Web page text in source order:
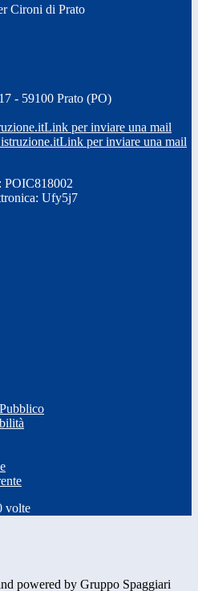
Cironi di Prato
- 59100 Prato (PO)
Link per inviare una mail
Link per inviare una mail
POIC818002
Ufy5j7
volte
powered by Gruppo Spaggiari